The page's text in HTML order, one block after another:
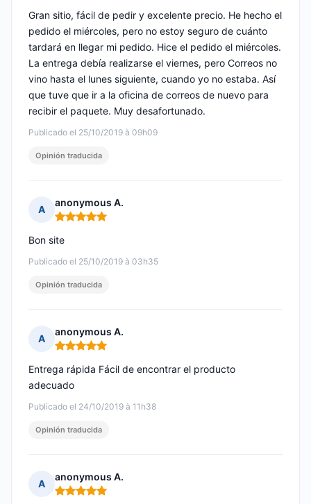
Publicado el 25/10/2019 à 09h09
Gran sitio, fácil de pedir y excelente precio. He hecho el
pedido el miércoles, pero no estoy seguro de cuánto
tardará en llegar mi pedido. Hice el pedido el miércoles.
La entrega debía realizarse el viernes, pero Correos no
vino hasta el lunes siguiente, cuando yo no estaba. Así
que tuve que ir a la oficina de correos de nuevo para
recibir el paquete. Muy desafortunado.
Opinión traducida
A
anonymous A.
Nota: 5 de 5
Publicado el 25/10/2019 à 03h35
Bon site
Opinión traducida
A
anonymous A.
Nota: 5 de 5
Publicado el 24/10/2019 à 11h38
Entrega rápida Fácil de encontrar el producto
adecuado
Opinión traducida
A
anonymous A.
Nota: 5 de 5